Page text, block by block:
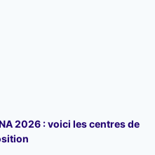
2026 : voici les centres de